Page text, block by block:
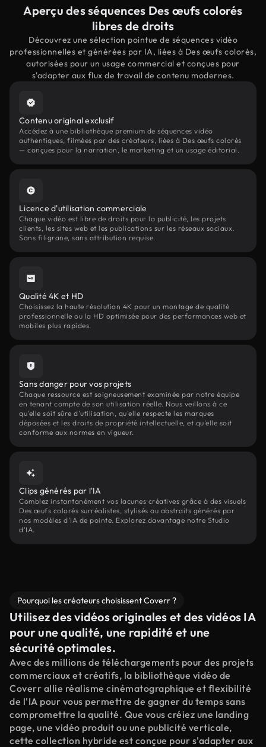
Aperçu des séquences Des œufs colorés
libres de droits
Découvrez une sélection pointue de séquences vidéo
professionnelles et générées par IA, liées à Des œufs colorés,
autorisées pour un usage commercial et conçues pour
s'adapter aux flux de travail de contenu modernes.
Contenu original exclusif
Accédez à une bibliothèque premium de séquences vidéo
authentiques, filmées par des créateurs, liées à Des œufs colorés
— conçues pour la narration, le marketing et un usage éditorial.
Licence d'utilisation commerciale
Chaque vidéo est libre de droits pour la publicité, les projets
clients, les sites web et les publications sur les réseaux sociaux.
Sans filigrane, sans attribution requise.
Qualité 4K et HD
Choisissez la haute résolution 4K pour un montage de qualité
professionnelle ou la HD optimisée pour des performances web et
mobiles plus rapides.
Sans danger pour vos projets
Chaque ressource est soigneusement examinée par notre équipe
en tenant compte de son utilisation réelle. Nous veillons à ce
qu'elle soit sûre d'utilisation, qu'elle respecte les marques
déposées et les droits de propriété intellectuelle, et qu'elle soit
conforme aux normes en vigueur.
Clips générés par l'IA
Comblez instantanément vos lacunes créatives grâce à des visuels
Des œufs colorés surréalistes, stylisés ou abstraits générés par
nos modèles d'IA de pointe. Explorez davantage notre Studio
d'IA.
Pourquoi les créateurs choisissent Coverr ?
Utilisez des vidéos originales et des vidéos IA
pour une qualité, une rapidité et une
sécurité optimales.
Avec des millions de téléchargements pour des projets
commerciaux et créatifs, la bibliothèque vidéo de
Coverr allie réalisme cinématographique et flexibilité
de l'IA pour vous permettre de gagner du temps sans
compromettre la qualité. Que vous créiez une landing
page, une vidéo produit ou une publicité verticale,
cette collection hybride est conçue pour s'adapter aux